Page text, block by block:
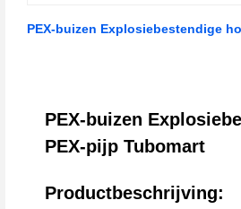
PEX-buizen Explosiebestendige
PEX-buizen
PEX-pijp Tubomart
Productbeschrijving: